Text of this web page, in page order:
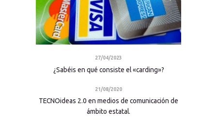
27/04/2023
¿Sabéis en qué consiste el «carding»?
21/08/2020
TECNOideas 2.0 en medios de comunicación de
ámbito estatal.